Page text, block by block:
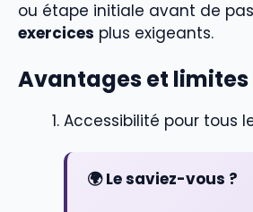
ou étape initiale avant de
exercices plus exigeants.
Avantages et
Accessibilité pour tous
🌍 Le saviez-vous ?